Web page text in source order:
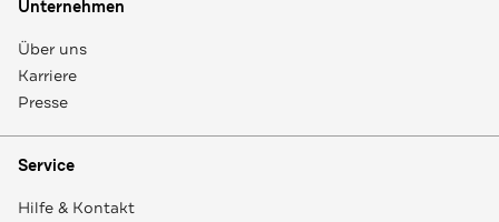
Unternehmen
Über uns
Karriere
Presse
Service
Hilfe & Kontakt